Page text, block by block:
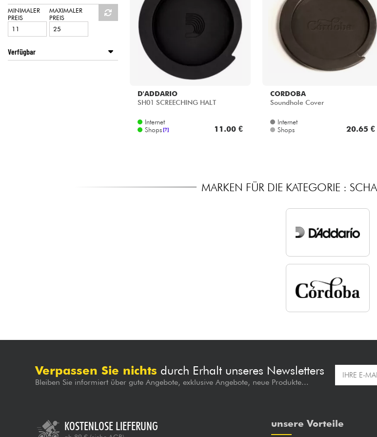
Sehen Sie sich unsere Marken an
MINIMALER
PREIS
MAXIMALER
PREIS
Verfügbar
D'ADDARIO
SH01 SCREECHING HALT
Internet
Shops [?] 11.00 €
CORDOBA
Soundhole Cover
Internet
Shops
20.65 €
MARKEN FÜR DIE KATEGORIE :
Verpassen Sie nichts durch Erhalt unseres Newsletters
Bleiben Sie informiert über gute Angebote, exklusive Angebote, neue Produkte...
KOSTENLOSE LIEFERUNG unsere Vorteile